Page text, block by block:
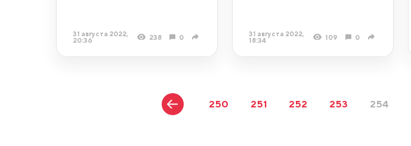
31 августа 2022,
20:36
238 0
31 августа 2022,
18:34
109 0
250 251 252 253 254